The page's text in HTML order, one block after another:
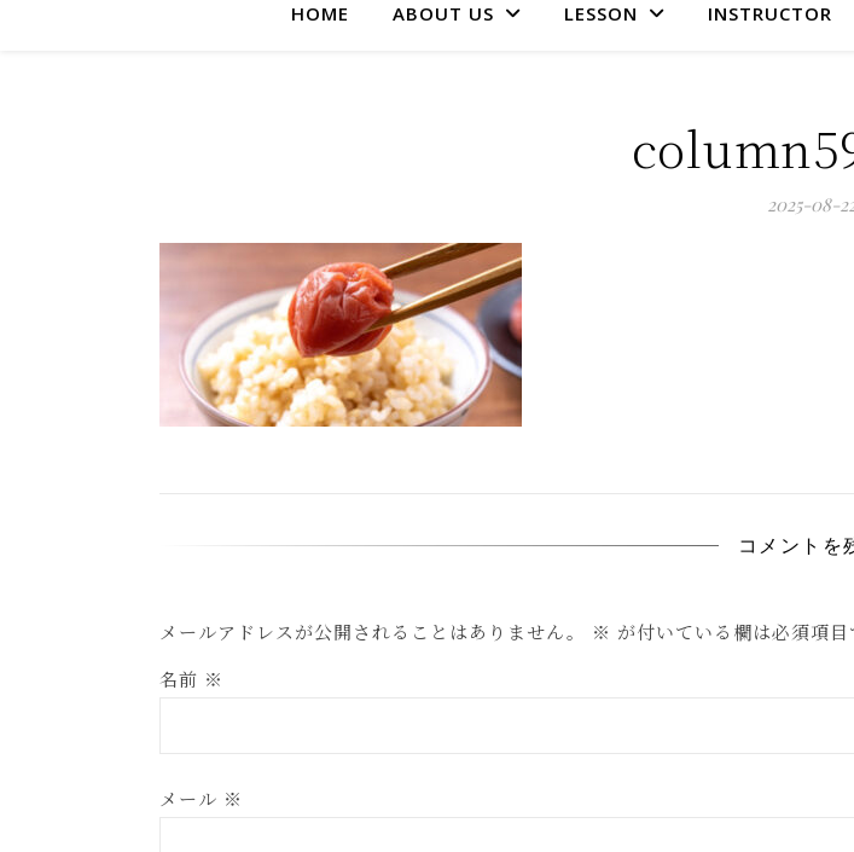
HOME ABOUT US LESSON INSTRUCTOR
2025-08-
コメントを
メールアドレスが公開されることはありません。 ※ が付いている欄は必須項目
名前 ※
メール ※